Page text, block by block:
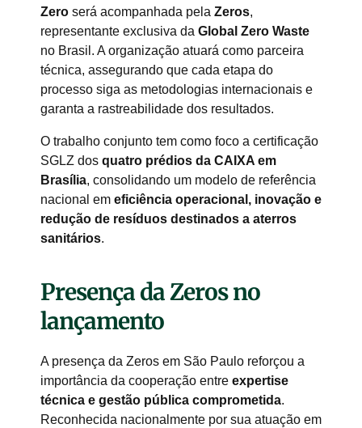
Zero será acompanhada pela Zeros,
representante exclusiva da Global Zero Waste
no Brasil. A organização atuará como parceira
técnica, assegurando que cada etapa do
processo siga as metodologias internacionais e
garanta a rastreabilidade dos resultados.
O trabalho conjunto tem como foco a certificação
SGLZ dos quatro prédios da CAIXA em
Brasília, consolidando um modelo de referência
nacional em eficiência operacional, inovação e
redução de resíduos destinados a aterros
sanitários.
Presença da Zeros no
lançamento
A presença da Zeros em São Paulo reforçou a
importância da cooperação entre expertise
técnica e gestão pública comprometida.
Reconhecida nacionalmente por sua atuação em